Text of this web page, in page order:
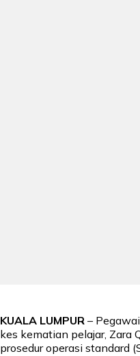
KUALA LUMPUR –
kes kematian pelajar, Zara
prosedur operasi standard